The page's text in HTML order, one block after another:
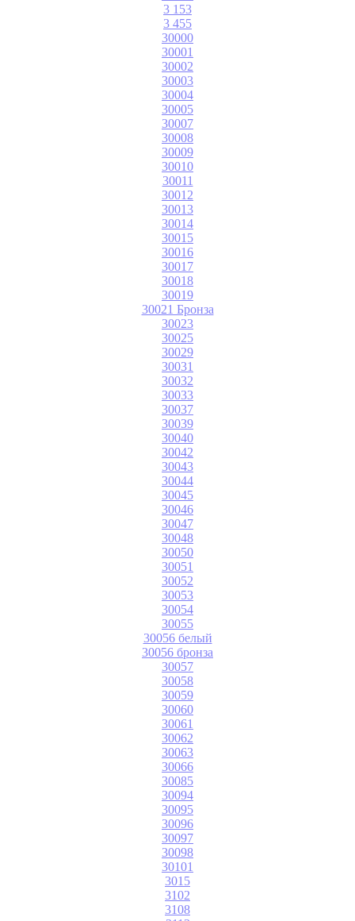
3 153
3 455
30000
30001
30002
30003
30004
30005
30007
30008
30009
30010
30011
30012
30013
30014
30015
30016
30017
30018
30019
30021 Бронза
30023
30025
30029
30031
30032
30033
30037
30039
30040
30042
30043
30044
30045
30046
30047
30048
30050
30051
30052
30053
30054
30055
30056 белый
30056 бронза
30057
30058
30059
30060
30061
30062
30063
30066
30085
30094
30095
30096
30097
30098
30101
3015
3102
3108